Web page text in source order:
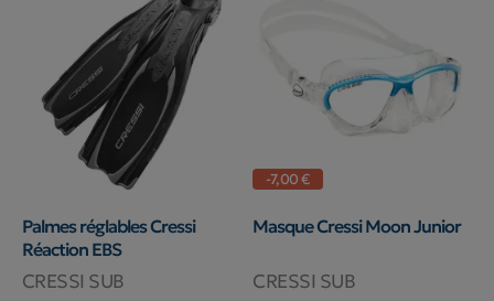
Palmes réglables Cressi
Réaction EBS
CRESSI SUB
-7,00 €
Masque Cressi Moon Junior
CRESSI SUB